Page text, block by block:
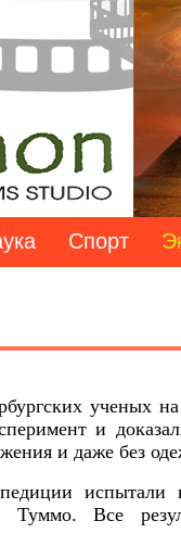
Спорт
и
и даже без
испытали
Туммо. Все